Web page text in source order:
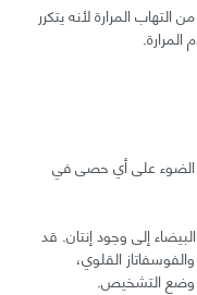
المرارة لأنه يتكرر
الضوء على أي حصى في
إلى وجود إنتان. قد
القلوي،
وضع التشخيص.